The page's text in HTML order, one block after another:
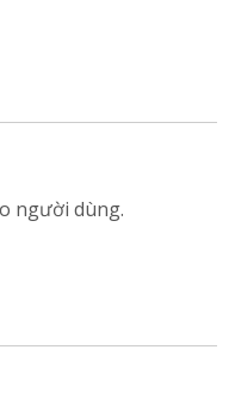
người dùng.